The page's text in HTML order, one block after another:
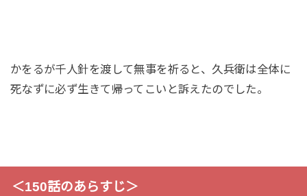
かをるが千人針を渡して無事を祈ると、久兵衛は全体に
死なずに必ず生きて帰ってこいと訴えたのでした。
＜150話のあらすじ＞